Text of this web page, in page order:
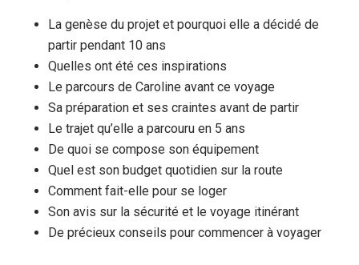
La genèse du projet et pourquoi elle a décidé de
partir pendant 10 ans
Quelles ont été ces inspirations
Le parcours de Caroline avant ce voyage
Sa préparation et ses craintes avant de partir
Le trajet qu’elle a parcouru en 5 ans
De quoi se compose son équipement
Quel est son budget quotidien sur la route
Comment fait-elle pour se loger
Son avis sur la sécurité et le voyage itinérant
De précieux conseils pour commencer à voyager